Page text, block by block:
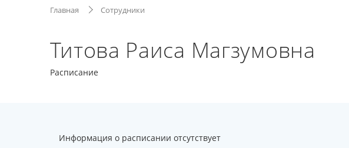
Главная Сотрудники
Титова Раиса Магзумовна
Расписание
Информация о расписании отсутствует